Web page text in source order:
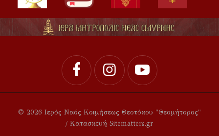
© 2026 Ιερός Ναός Κοιμήσεως Θεοτόκου "Θεομήτορος"
/ Κατασκευή Sitematters.gr